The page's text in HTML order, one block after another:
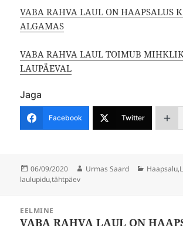
VABA RAHVA LAUL ON HAAPSALUS
ALGAMAS
VABA RAHVA LAUL TOIMUB
LAUPÄEVAL
Jaga
Facebook Twitter
Postitatud
06/09/2020 Autor
Urmas Saard Rubriigid
Haapsalu,
laulupidu,tähtpäev
EELMINE
Eelmine
VABA RAHVA LAUL ON